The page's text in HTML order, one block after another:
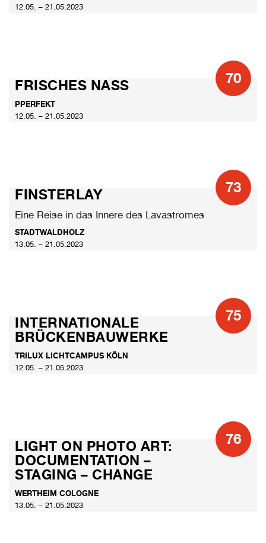
12.05. – 21.05.2023
70
FRISCHES NASS
PPERFEKT
12.05. – 21.05.2023
73
FINSTERLAY
Eine Reise in das Innere des Lavastromes
STADTWALDHOLZ
13.05. – 21.05.2023
75
INTERNATIONALE
BRÜCKENBAUWERKE
TRILUX LICHTCAMPUS KÖLN
12.05. – 21.05.2023
76
LIGHT ON PHOTO ART:
DOCUMENTATION –
STAGING – CHANGE
WERTHEIM COLOGNE
13.05. – 21.05.2023